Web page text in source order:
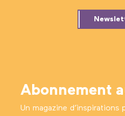
Abonnement
Un magazine d’inspirations